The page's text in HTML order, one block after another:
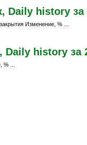
history за
Изменение, % ...
history за
% ...